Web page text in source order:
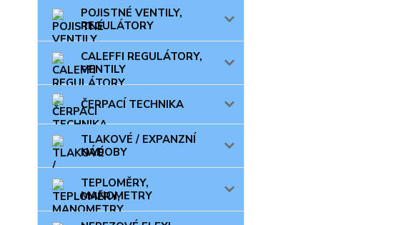
POJISTNÉ VENTILY,
REGULÁTORY
CALEFFI REGULÁTORY,
VENTILY
ČERPACÍ TECHNIKA
TLAKOVÉ / EXPANZNÍ
NÁDOBY
TEPLOMĚRY,
MANOMETRY